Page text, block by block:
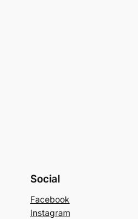
Social
Facebook
Instagram